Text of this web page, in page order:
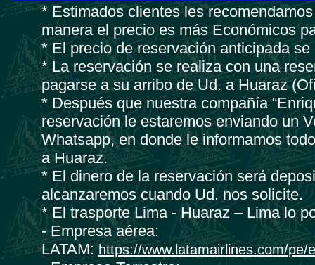
* Estimados clientes les
manera el precio es más Económicos
* El precio de reservación anticipada
* La reservación se realiza con una
pagarse a su arribo de Ud. a Huaraz
* Después que nuestra compañía
reservación le estaremos enviando un
Whatsapp, en donde le informamos
a Huaraz.
* El dinero de la reservación será
alcanzaremos cuando Ud. nos solicite.
* El trasporte Lima - Huaraz – Lima lo
- Empresa aérea:
LATAM:https://www.latamairlines.com/pe/